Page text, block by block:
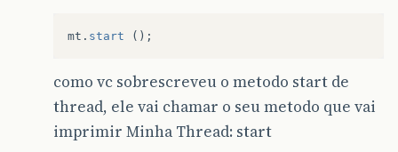
mt . start ();
como vc sobrescreveu o metodo start de
thread, ele vai chamar o seu metodo que vai
imprimir Minha Thread: start